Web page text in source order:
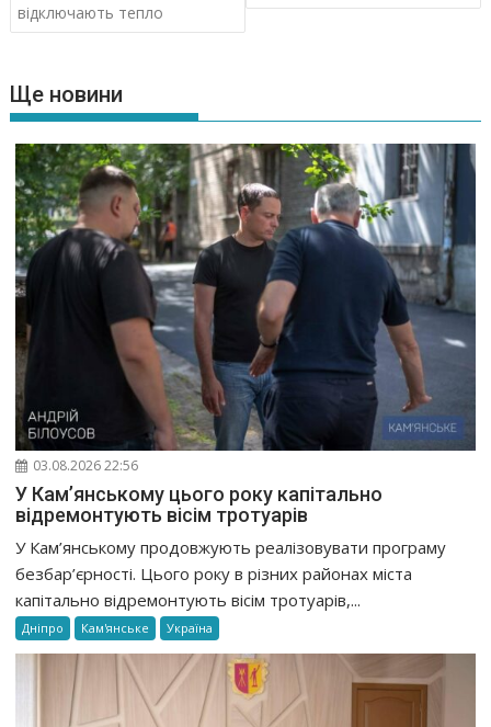
відключають тепло
Ще новини
03.08.2026 22:56
У Кам’янському цього року капітально
відремонтують вісім тротуарів
У Кам’янському продовжують реалізовувати програму
безбар’єрності. Цього року в різних районах міста
капітально відремонтують вісім тротуарів,...
Дніпро Кам'янське Україна